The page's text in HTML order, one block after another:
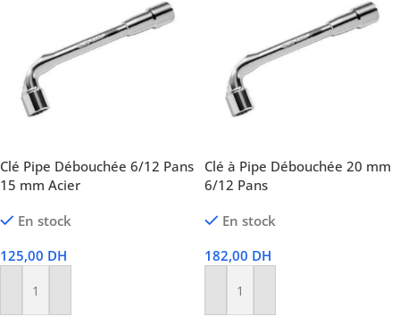
Clé Pipe Débouchée 6/12 Pans
15 mm Acier
En stock
125,00 DH
Ajouter Au Panier
Clé à Pipe Débouchée 20 mm
6/12 Pans
En stock
182,00 DH
Ajouter Au Panier